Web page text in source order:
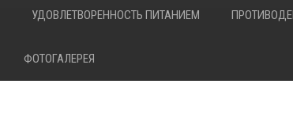
УДОВЛЕТВОРЕННОСТЬ ПИТАНИЕМ
ФОТОГАЛЕРЕЯ